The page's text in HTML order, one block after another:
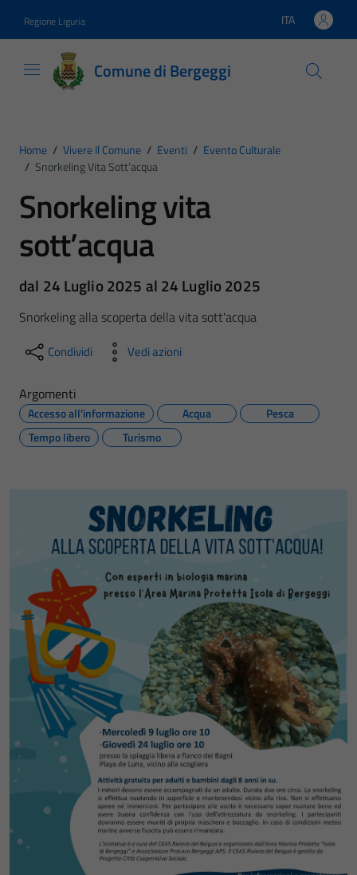
Regione Liguria Lingua attiva:
ITA
Comune di Bergeggi
Home / Vivere Il Comune / Eventi / Evento Culturale
/ Snorkeling Vita Sott’acqua
Snorkeling vita
sott’acqua
dal 24 Luglio 2025 al 24 Luglio 2025
Snorkeling alla scoperta della vita sott'acqua
Condividi Vedi azioni
Argomenti
Accesso all'informazione Acqua
Pesca
Tempo libero
Turismo